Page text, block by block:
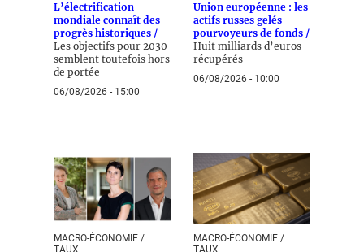
L’électrification
mondiale connaît des
progrès historiques /
Les objectifs pour 2030
semblent toutefois hors
de portée
06/08/2026 - 15:00
Union européenne : les
actifs russes gelés
pourvoyeurs de fonds /
Huit milliards d’euros
récupérés
06/08/2026 - 10:00
MACRO-ÉCONOMIE /
TAUX
MACRO-ÉCONOMIE /
TAUX